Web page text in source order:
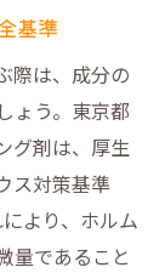
基準
際は、成分の
ょう。東京都
グ剤は、厚生
ス対策基準
より、ホルム
量であること